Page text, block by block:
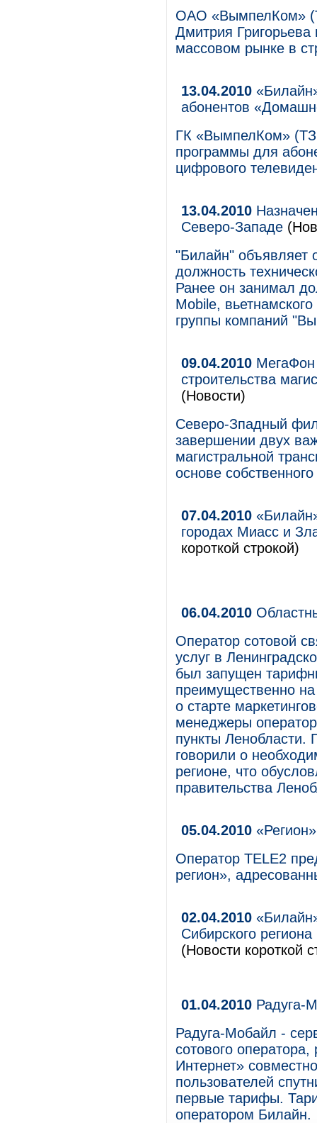
ОАО «ВымпелКом»
Дмитрия
массовом рынке в
13.04.2010
абонентов
ГК «ВымпелКом» (ТЗ
программы для
цифрового
13.04.2010
Северо-Западе
"Билайн" объявляет
должность
Ранее он занимал
Mobile,
группы компаний
09.04.2010 МегаФон
строительства
(Новости)
Северо-Зпадный
завершении двух
магистральной
основе
07.04.2010
городах Миасс и
короткой строкой)
06.04.2010
Оператор сотовой
услуг в
был запущен
преимущественно
о старте
менеджеры
пункты Ленобласти.
говорили о
регионе, что
правительства
05.04.2010
Оператор TELE2
регион»,
02.04.2010
Сибирского
(Новости короткой
01.04.2010 Радуга-
Радуга-Мобайл -
сотового
Интернет»
пользователей
первые тарифы.
оператором Билайн.